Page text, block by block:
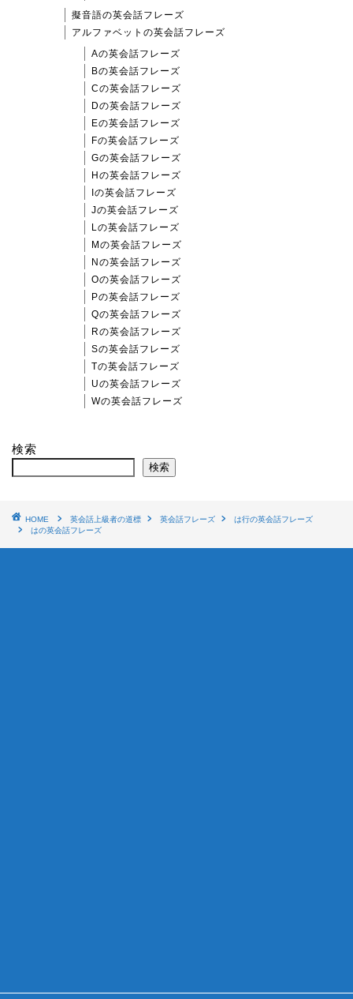
擬音語の英会話フレーズ
アルファベットの英会話フレーズ
Aの英会話フレーズ
Bの英会話フレーズ
Cの英会話フレーズ
Dの英会話フレーズ
Eの英会話フレーズ
Fの英会話フレーズ
Gの英会話フレーズ
Hの英会話フレーズ
Iの英会話フレーズ
Jの英会話フレーズ
Lの英会話フレーズ
Mの英会話フレーズ
Nの英会話フレーズ
Oの英会話フレーズ
Pの英会話フレーズ
Qの英会話フレーズ
Rの英会話フレーズ
Sの英会話フレーズ
Tの英会話フレーズ
Uの英会話フレーズ
Wの英会話フレーズ
検索
検索
HOME 英会話上級者の道標 英会話フレーズ
は行の英会話フレーズ
はの英会話フレーズ